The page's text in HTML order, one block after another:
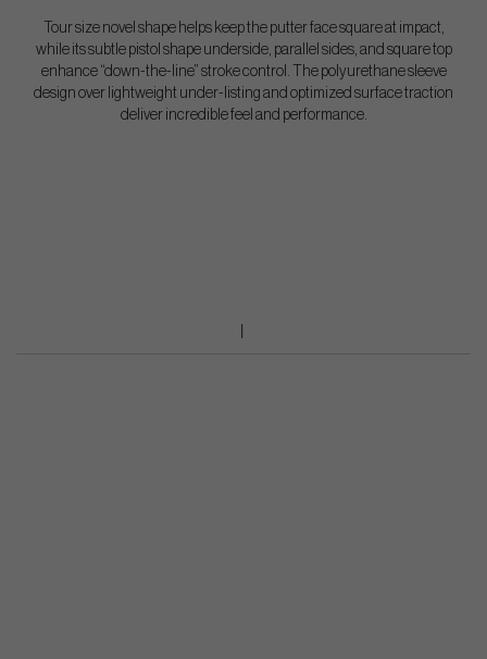
Tour size novel shape helps keep the putter face square at impact,
while its subtle pistol shape underside, parallel sides, and square top
enhance “down-the-line” stroke control. The polyurethane sleeve
design over lightweight under-listing and optimized surface traction
deliver incredible feel and performance.